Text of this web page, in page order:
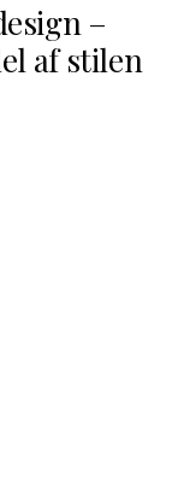
–
af stilen